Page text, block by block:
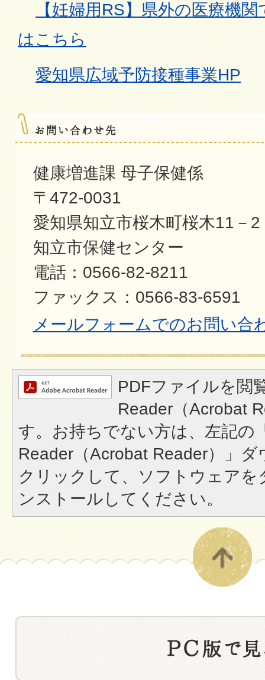
【妊婦用RS】県外の医療機
はこちら
愛知県広域予防接種事業HP
健康増進課 母子保健係
〒472-0031
愛知県知立市桜木町桜木11－2
知立市保健センター
電話：0566-82-8211
ファックス：0566-83-6591
メールフォームでのお問い合
PDFファイルを閲
Reader（Acrobat
す。お持ちでない方は、左記の
Reader（Acrobat Reader）」
クリックして、ソフトウェア
ンストールしてください。